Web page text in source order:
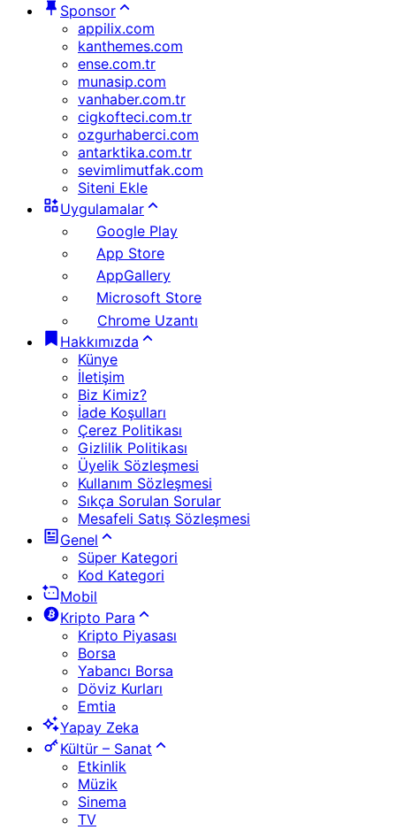
Sponsor
appilix.com
kanthemes.com
ense.com.tr
munasip.com
vanhaber.com.tr
cigkofteci.com.tr
ozgurhaberci.com
antarktika.com.tr
sevimlimutfak.com
Siteni Ekle
Uygulamalar
Google Play
App Store
AppGallery
Microsoft Store
Chrome Uzantı
Hakkımızda
Künye
İletişim
Biz Kimiz?
İade Koşulları
Çerez Politikası
Gizlilik Politikası
Üyelik Sözleşmesi
Kullanım Sözleşmesi
Sıkça Sorulan Sorular
Mesafeli Satış Sözleşmesi
Genel
Süper Kategori
Kod Kategori
Mobil
Kripto Para
Kripto Piyasası
Borsa
Yabancı Borsa
Döviz Kurları
Emtia
Yapay Zeka
Kültür – Sanat
Etkinlik
Müzik
Sinema
TV